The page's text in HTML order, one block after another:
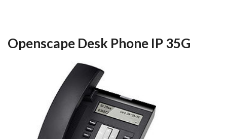
Openscape Desk Phone IP 35G